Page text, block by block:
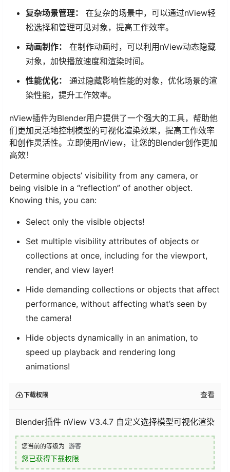
复杂场景管理：
在复杂的场景中，可以通过nView轻
松选择和管理可见对象，提高工作效率。
动画制作：
在制作动画时，可以利用nView动态隐藏
对象，加快播放速度和渲染时间。
性能优化：
通过隐藏影响性能的对象，优化场景的渲
染性能，提升工作效率。
nView插件为Blender用户提供了一个强大的工具，帮助他
们更加灵活地控制模型的可视化渲染效果，提高工作效率
和创作灵活性。立即使用nView，让您的Blender创作更加
高效！
Determine objects’ visibility from any camera, or
being visible in a “reflection” of another object.
Knowing this, you can:
Select only the visible objects!
Set multiple visibility attributes of objects or
collections at once, including for the viewport,
render, and view layer!
Hide demanding collections or objects that affect
performance, without affecting what’s seen by
the camera!
Hide objects dynamically in an animation, to
speed up playback and rendering long
animations!
下载权限 查看
Blender插件 nView V3.4.7 自定义选择模型可视化渲染
您当前的等级为 游客
您已获得下载权限